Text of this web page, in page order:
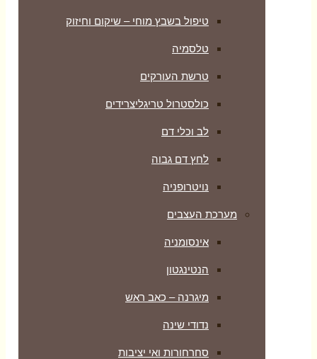
טיפול בשבץ מוחי – שיקום וחיזוק
טלסמיה
טרשת העורקים
כולסטרול טריגליצרידים
לב וכלי דם
לחץ דם גבוה
נויטרופניה
מערכת העצבים
אינסומניה
הנטינגטון
מיגרנה – כאב ראש
נדודי שינה
סחרחורות ואי יציבות